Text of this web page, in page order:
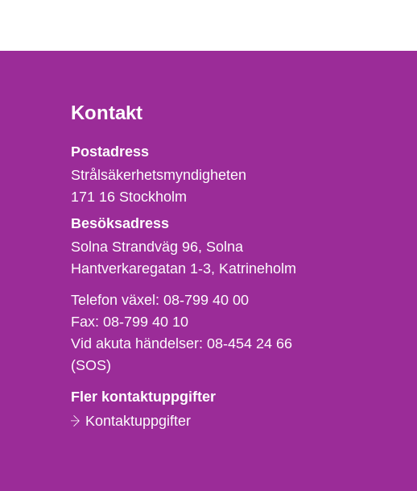
Kontakt
Strålsäkerhetsmyndigheten
Postadress
Strålsäkerhetsmyndigheten
171 16 Stockholm
Besöksadress
Solna Strandväg 96, Solna
Hantverkaregatan 1-3 Katrineholm
Telefon,
fax
och
e-
Telefon växel:08-799 40 00
Fax:08-799 40 10
Vid akuta händelser:08-454 24 66
(SOS)
Fler kontaktuppgifter
Kontaktuppgifter